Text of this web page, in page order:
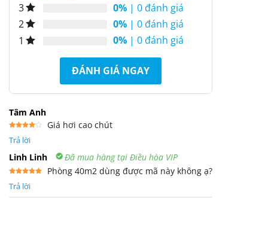
3
0%| 0 đánh giá
2
0%| 0 đánh giá
1
0%| 0 đánh giá
ĐÁNH GIÁ NGAY
Tâm Anh
xếp
5 sao
Giá hơi cao chút
Trả lời
Linh Linh Đã mua hàng tại Điều hòa VIP
hạng55
Phòng 40m2 dùng được mã này không ạ?
Trả lời